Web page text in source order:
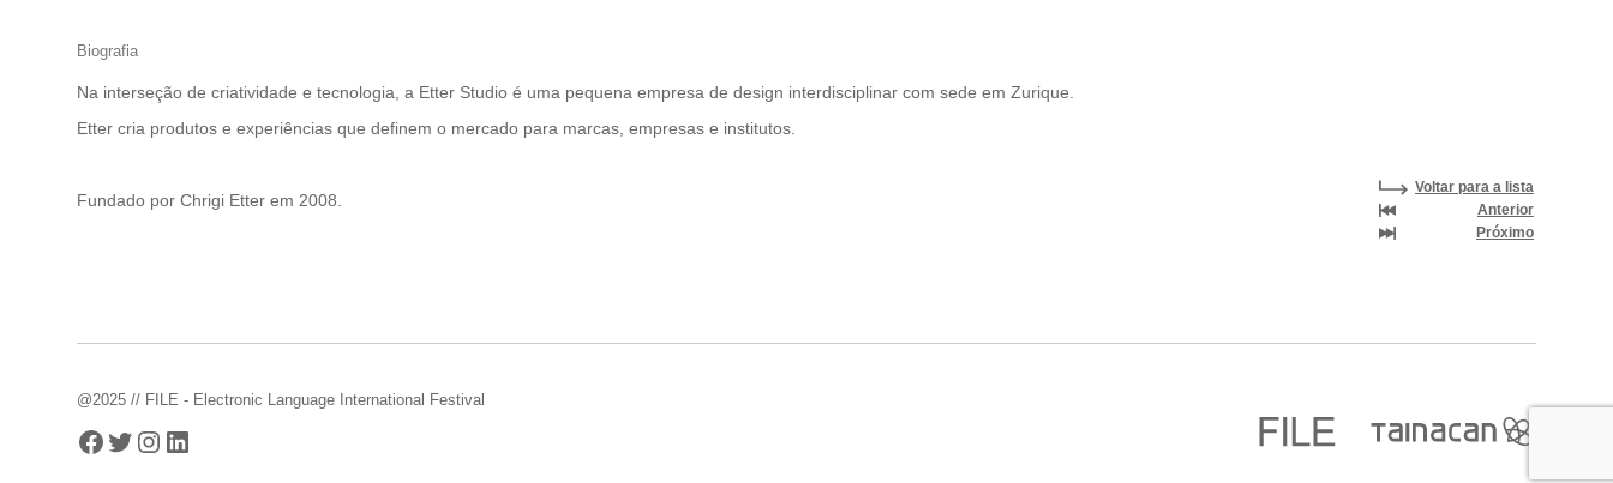
Biografia
Na interseção de criatividade e tecnologia, a Etter Studio é uma pequena empresa de design interdisciplinar com sede em Zurique.
Etter cria produtos e experiências que definem o mercado para marcas, empresas e institutos.
Fundado por Chrigi Etter em 2008.
Voltar para a lista
Anterior
Próximo
@2025 // FILE - Electronic Language International Festival
Facebook
Twitter
Instagram
LinkedIn